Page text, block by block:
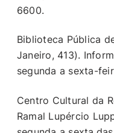
6600.
Biblioteca Pública
Janeiro, 413).
segunda a sexta-
Centro Cultural da
Ramal Lupércio